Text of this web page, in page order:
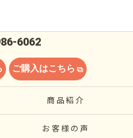
6062
ご購入はこちら
商品紹介
お客様の声